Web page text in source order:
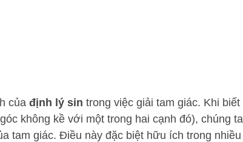
của định lý sin trong việc giải tam giác. Khi biết
không kề với một trong hai cạnh đó), chúng ta
tam giác. Điều này đặc biệt hữu ích trong nhiều